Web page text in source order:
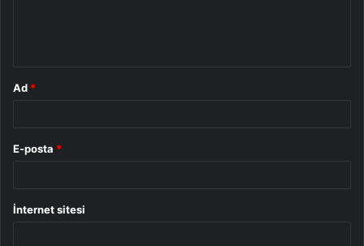
Ad *
E-posta *
İnternet sitesi